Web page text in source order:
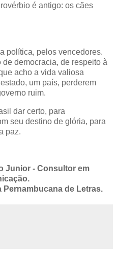
é antigo: os cães
política, pelos vencedores.
democracia, de respeito à
acho a vida valiosa
um país, perderem
ruim.
dar certo, para
seu destino de glória, para
paz.
Junior - Consultor em
Pernambucana de Letras.